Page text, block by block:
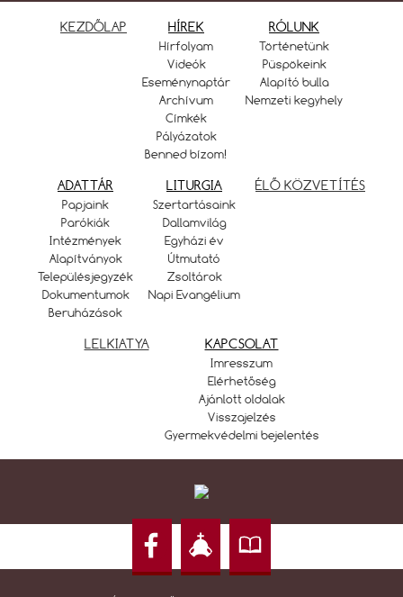
KEZDŐLAP HÍREK
Hírfolyam
Videók
Eseménynaptár
Archívum
Címkék
Pályázatok
Benned bízom!
RÓLUNK
Történetünk
Püspökeink
Alapító bulla
Nemzeti kegyhely
ADATTÁR
Papjaink
Parókiák
Intézmények
Alapítványok
Településjegyzék
Dokumentumok
Beruházások
LITURGIA
Szertartásaink
Dallamvilág
Egyházi év
Útmutató
Zsoltárok
Napi Evangélium
ÉLŐ KÖZVETÍTÉS
LELKIATYA KAPCSOLAT
Imresszum
Elérhetőség
Ajánlott oldalak
Visszajelzés
Gyermekvédelmi bejelentés